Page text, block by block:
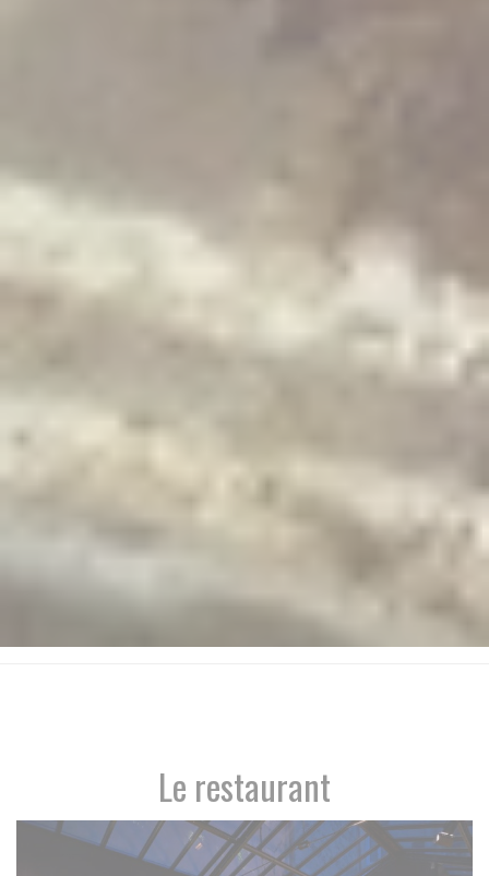
Le restaurant